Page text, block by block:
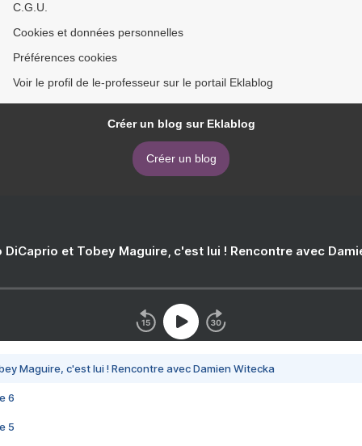
C.G.U.
Cookies et données personnelles
Préférences cookies
Voir le profil de le-professeur sur le portail Eklablog
Créer un blog sur Eklablog
Créer un blog
DiCaprio et Tobey Maguire, c'est lui ! Rencontre avec
Maguire, c'est lui ! Rencontre avec Damien Witecka
6
5